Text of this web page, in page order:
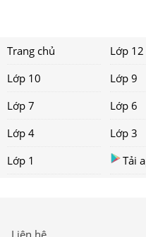
Trang chủ Lớp 12
Lớp 10
Lớp 9
Lớp 7
Lớp 6
Lớp 4
Lớp 3
Lớp 1
Tải